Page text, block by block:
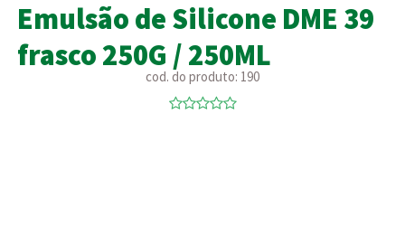
Emulsão de Silicone DME 39
frasco 250G / 250ML
cod. do produto: 190